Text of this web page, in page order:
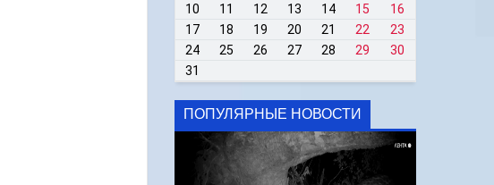
10
11 12 13 14 15
16
17
18 19 20 21 22
23
24
25 26 27 28 29
30
31
ПОПУЛЯРНЫЕ НОВОСТИ